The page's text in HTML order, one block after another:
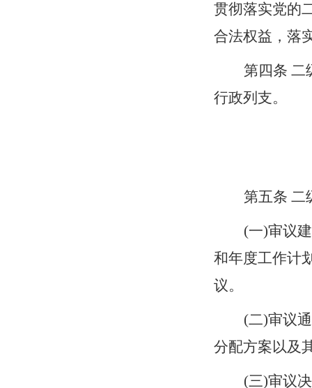
贯彻落实党的
合法权益，落
第四条 二
行政列支。
第五条 二
(一)审议
和年度工作计
议。
(二)审议
分配方案以及
(三)审议